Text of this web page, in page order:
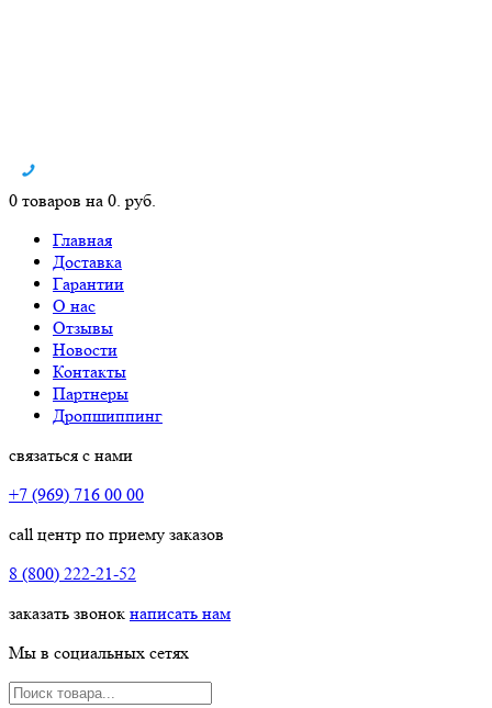
0 товаров на 0. руб.
Главная
Доставка
Гарантии
О нас
Отзывы
Новости
Контакты
Партнеры
Дропшиппинг
связаться с нами
+7 (969) 716 00 00
call центр по приему заказов
8 (800) 222-21-52
заказать звонок написать нам
Мы в социальных сетях